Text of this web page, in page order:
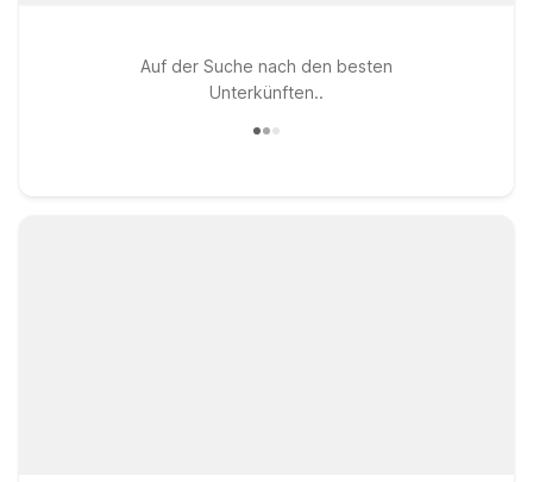
Auf der Suche nach den besten
Unterkünften..